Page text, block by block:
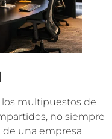
multipuestos de
no siempre
de una empresa